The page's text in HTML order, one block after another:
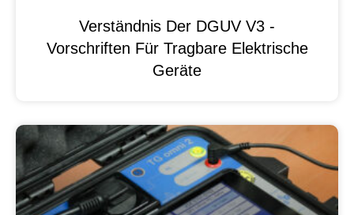
Verständnis Der DGUV V3 -
Vorschriften Für Tragbare Elektrische
Geräte